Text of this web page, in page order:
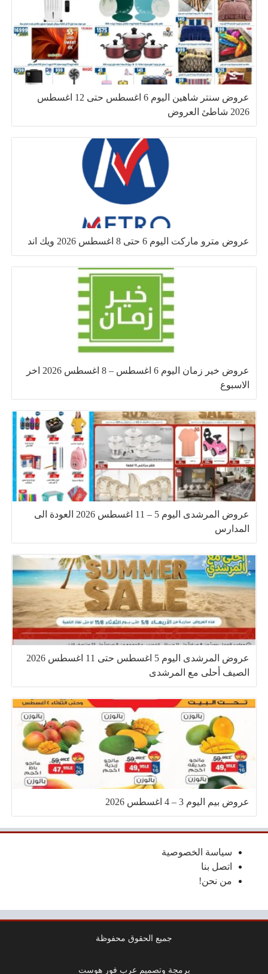
عروض سنتر شاهين اليوم 6 اغسطس حتى 12 اغسطس
2026 شاطئ العروض
عروض مترو ماركت اليوم 6 حتى 8 اغسطس 2026 ويك اند
عروض خير زمان اليوم 6 اغسطس – 8 اغسطس 2026 اخر
الاسبوع
عروض المرشدى اليوم 5 – 11 اغسطس 2026 العودة الى
المدارس
عروض المرشدى اليوم 5 اغسطس حتى 11 اغسطس 2026
الصيف أحلى مع المرشدى
عروض بيم اليوم 3 – 4 اغسطس 2026
سياسة الخصوصية
اتصل بنا
من نحن!
جميع الحقوق محفوظة
برمجة وتصميم عرب فور هوست